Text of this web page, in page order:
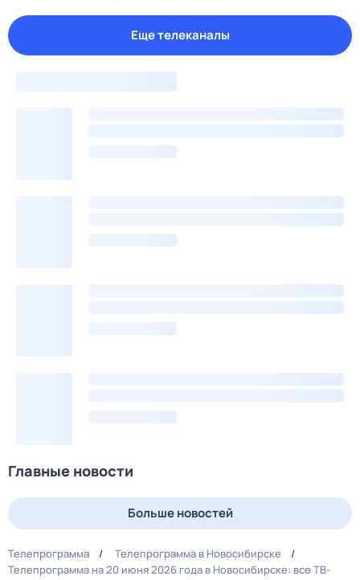
Еще телеканалы
Главные новости
Больше новостей
Телепрограмма
Телепрограмма в Новосибирске
Телепрограмма на 20 июня 2026 года в Новосибирске: все ТВ-